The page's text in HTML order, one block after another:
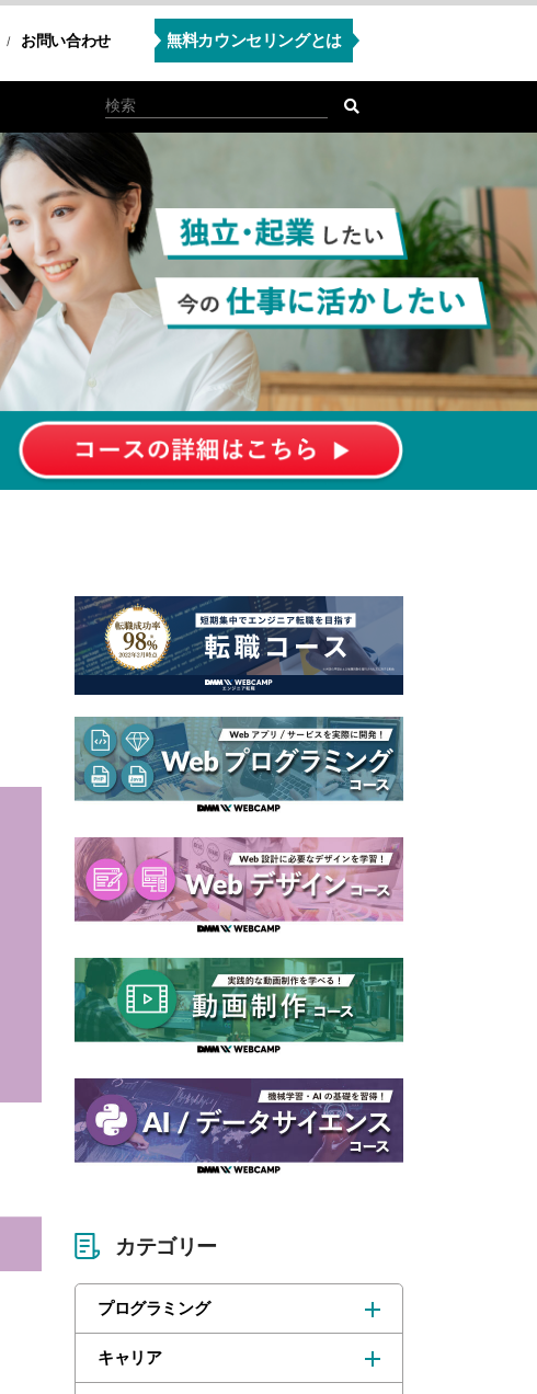
お問い合わせ 無料カウンセリングとは
カテゴリー
プログラミング
キャリア